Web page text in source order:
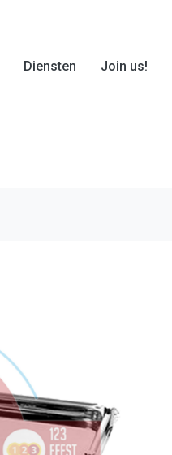
Diensten Join us!